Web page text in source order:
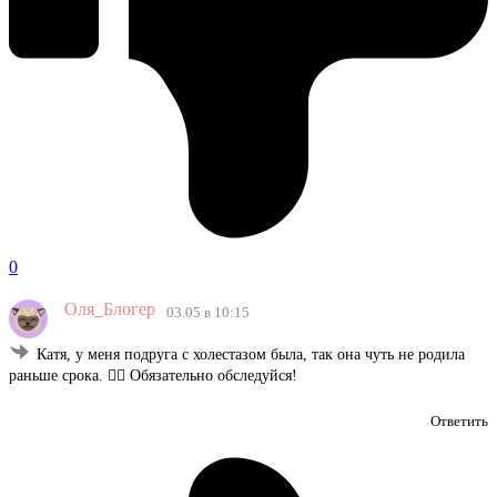
0
Оля_Блогер 03.05 в 10:15
Катя, у меня подруга с холестазом была, так она чуть не родила
раньше срока. 🤦‍♀️ Обязательно обследуйся!
Ответить